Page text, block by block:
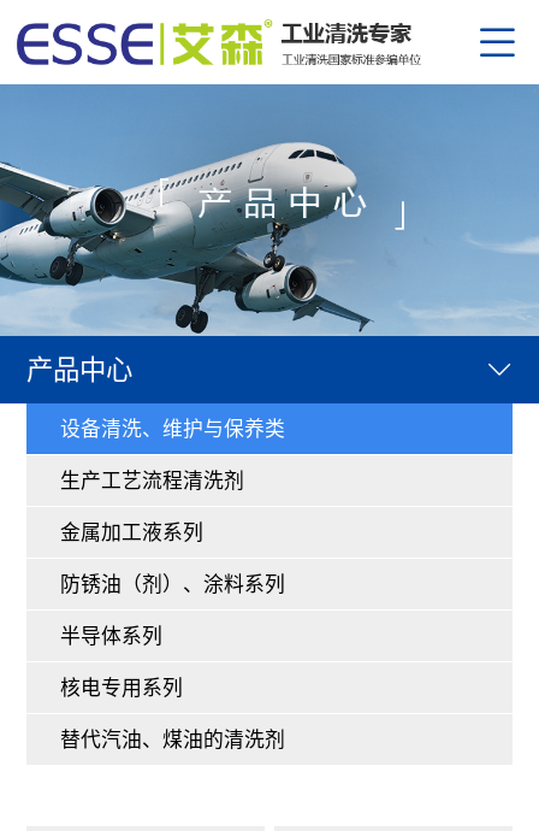
产研
园区
生产
防锈
半导
核电
合作
清洗
下载
产品中心
设备清洗、维护与保养类
生产工艺流程清洗剂
金属加工液系列
防锈油（剂）、涂料系列
半导体系列
核电专用系列
替代汽油、煤油的清洗剂